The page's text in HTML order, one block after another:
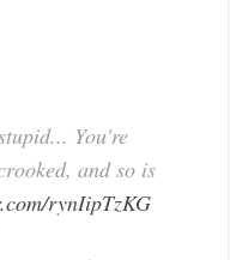
You're
and so is
rynIipTzKG